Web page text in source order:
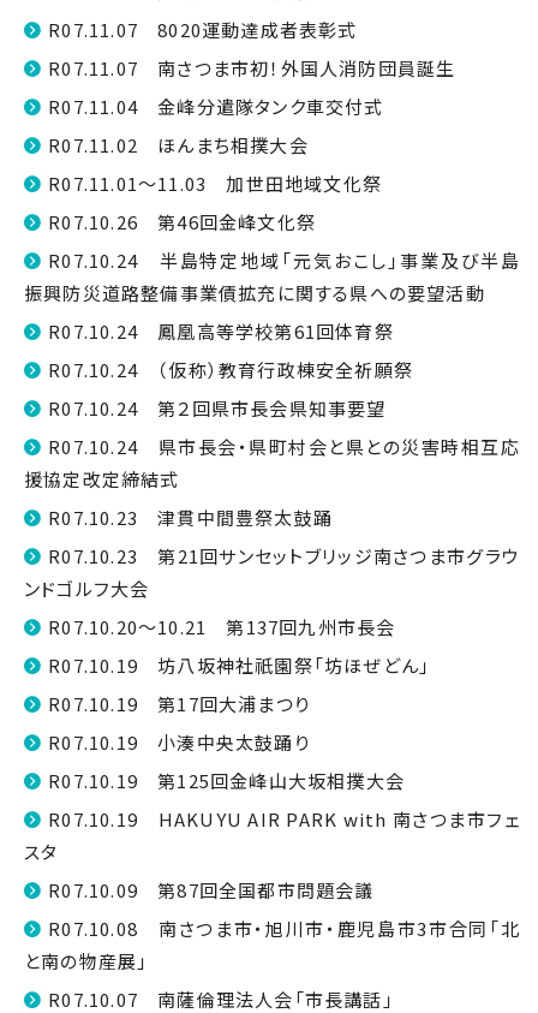
R07.11.07 8020運動達成者表彰式
R07.11.07 南さつま市初！外国人消防団員誕生
R07.11.04 金峰分遣隊タンク車交付式
R07.11.02 ほんまち相撲大会
R07.11.01～11.03 加世田地域文化祭
R07.10.26 第46回金峰文化祭
R07.10.24 半島特定地域「元気おこし」事業及び半島
振興防災道路整備事業債拡充に関する県への要望活動
R07.10.24 鳳凰高等学校第61回体育祭
R07.10.24 （仮称）教育行政棟安全祈願祭
R07.10.24 第２回県市長会県知事要望
R07.10.24 県市長会・県町村会と県との災害時相互応
援協定改定締結式
R07.10.23 津貫中間豊祭太鼓踊
R07.10.23 第21回サンセットブリッジ南さつま市グラウ
ンドゴルフ大会
R07.10.20～10.21 第137回九州市長会
R07.10.19 坊八坂神社祇園祭「坊ほぜどん」
R07.10.19 第17回大浦まつり
R07.10.19 小湊中央太鼓踊り
R07.10.19 第125回金峰山大坂相撲大会
R07.10.19 HAKUYU AIR PARK with 南さつま市フェ
スタ
R07.10.09 第87回全国都市問題会議
R07.10.08 南さつま市・旭川市・鹿児島市3市合同「北
と南の物産展」
R07.10.07 南薩倫理法人会「市長講話」